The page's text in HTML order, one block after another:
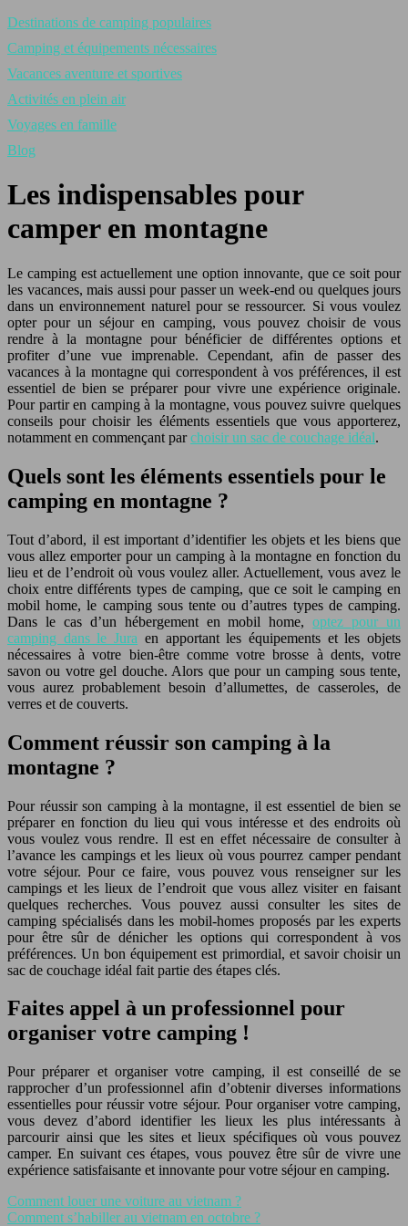
Destinations de camping populaires
Camping et équipements nécessaires
Vacances aventure et sportives
Activités en plein air
Voyages en famille
Blog
Les indispensables pour
camper en montagne
Le camping est actuellement une option innovante, que ce soit pour
les vacances, mais aussi pour passer un week-end ou quelques jours
dans un environnement naturel pour se ressourcer. Si vous voulez
opter pour un séjour en camping, vous pouvez choisir de vous
rendre à la montagne pour bénéficier de différentes options et
profiter d’une vue imprenable. Cependant, afin de passer des
vacances à la montagne qui correspondent à vos préférences, il est
essentiel de bien se préparer pour vivre une expérience originale.
Pour partir en camping à la montagne, vous pouvez suivre quelques
conseils pour choisir les éléments essentiels que vous apporterez,
notamment en commençant parchoisir un sac de couchage idéal.
Quels sont les éléments essentiels pour le
camping en montagne ?
Tout d’abord, il est important d’identifier les objets et les biens que
vous allez emporter pour un camping à la montagne en fonction du
lieu et de l’endroit où vous voulez aller. Actuellement, vous avez le
choix entre différents types de camping, que ce soit le camping en
mobil home, le camping sous tente ou d’autres types de camping.
Dans le cas d’un hébergement en mobil home,optez pour un
camping dans le Jura en apportant les équipements et les objets
nécessaires à votre bien-être comme votre brosse à dents, votre
savon ou votre gel douche. Alors que pour un camping sous tente,
vous aurez probablement besoin d’allumettes, de casseroles, de
verres et de couverts.
Comment réussir son camping à la
montagne ?
Pour réussir son camping à la montagne, il est essentiel de bien se
préparer en fonction du lieu qui vous intéresse et des endroits où
vous voulez vous rendre. Il est en effet nécessaire de consulter à
l’avance les campings et les lieux où vous pourrez camper pendant
votre séjour. Pour ce faire, vous pouvez vous renseigner sur les
campings et les lieux de l’endroit que vous allez visiter en faisant
quelques recherches. Vous pouvez aussi consulter les sites de
camping spécialisés dans les mobil-homes proposés par les experts
pour être sûr de dénicher les options qui correspondent à vos
préférences. Un bon équipement est primordial, et savoir choisir un
sac de couchage idéal fait partie des étapes clés.
Faites appel à un professionnel pour
organiser votre camping !
Pour préparer et organiser votre camping, il est conseillé de se
rapprocher d’un professionnel afin d’obtenir diverses informations
essentielles pour réussir votre séjour. Pour organiser votre camping,
vous devez d’abord identifier les lieux les plus intéressants à
parcourir ainsi que les sites et lieux spécifiques où vous pouvez
camper. En suivant ces étapes, vous pouvez être sûr de vivre une
expérience satisfaisante et innovante pour votre séjour en camping.
Comment louer une voiture au vietnam ?
Comment s’habiller au vietnam en octobre ?